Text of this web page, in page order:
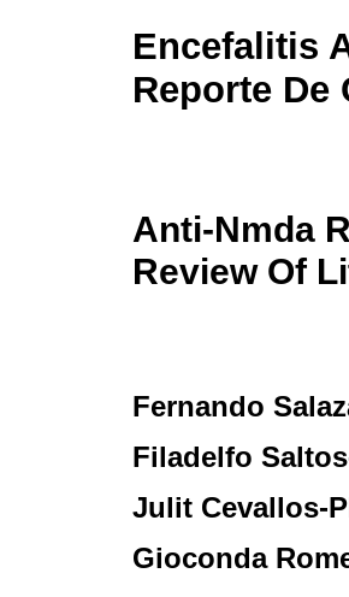
Encefalitis
Reporte De
Anti-Nmda
Review Of
Fernando
Filadelfo
Julit Cevallos-
Gioconda